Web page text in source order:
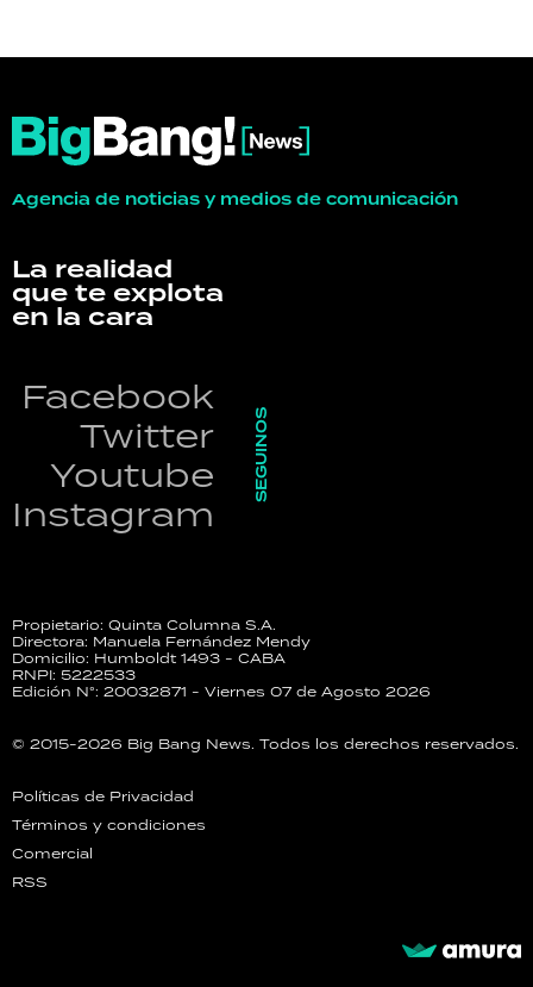
Agencia de noticias y medios de comunicación
La realidad
que te explota
en la cara
Facebook
Twitter
Youtube
Instagram
SEGUINOS
Propietario: Quinta Columna S.A.
Directora: Manuela Fernández Mendy
Domicilio: Humboldt 1493 - CABA
RNPI: 5222533
Edición N°: 20032871 - Viernes 07 de Agosto 2026
© 2015-2026 Big Bang News. Todos los derechos reservados.
Políticas de Privacidad
Términos y condiciones
Comercial
RSS